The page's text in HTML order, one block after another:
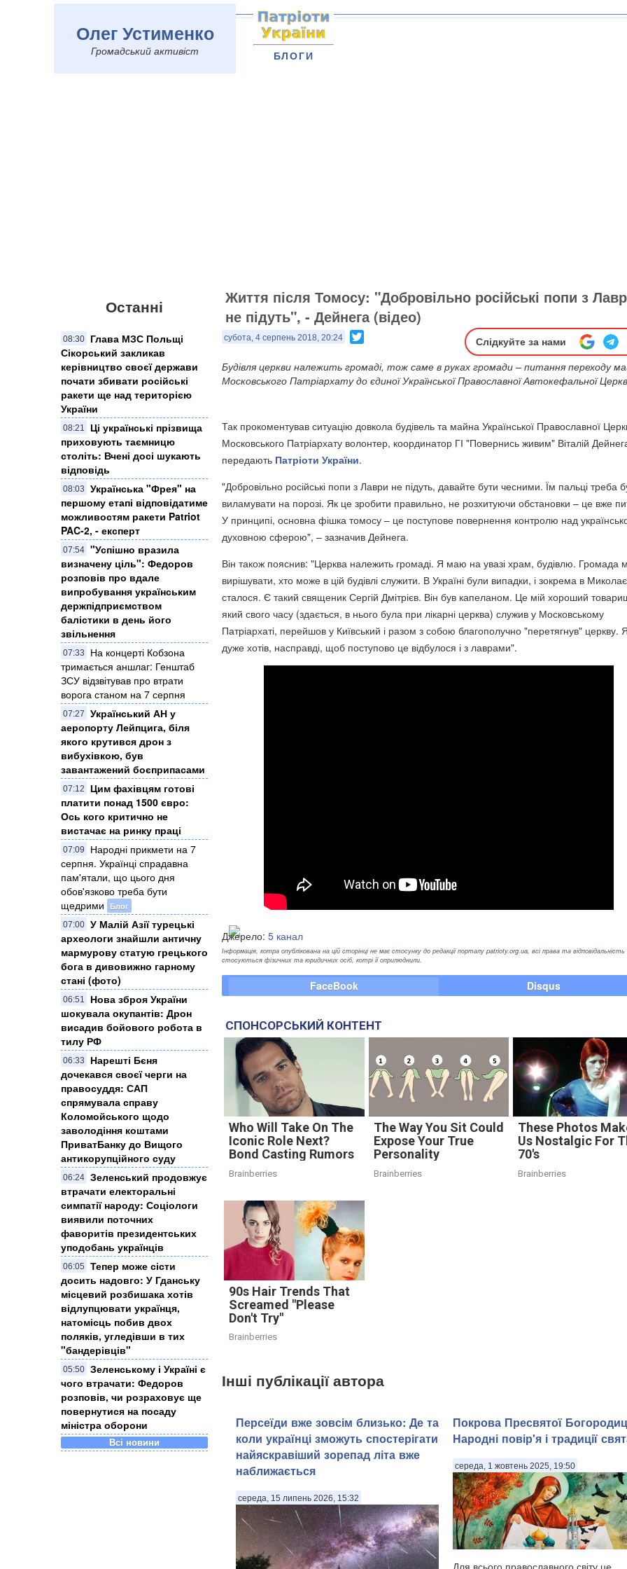
Олег Устименко
Громадський активіст БЛОГИ
Останні
08:30
Глава МЗС Польщі
Сікорський закликав
керівництво своєї держави
почати збивати російські
ракети ще над територією
України
08:21
Ці українські прізвища
приховують таємницю
століть: Вчені досі шукають
відповідь
08:03
Українська "Фрея" на
першому етапі відповідатиме
можливостям ракети Patriot
PAC-2, - експерт
07:54 "Успішно вразила
визначену ціль": Федоров
розповів про вдале
випробування українським
держпідприємством
балістики в день його
звільнення
07:33
На концерті Кобзона
тримається аншлаг: Генштаб
ЗСУ відзвітував про втрати
ворога станом на 7 серпня
07:27
Український АН у
аеропорту Лейпцига, біля
якого крутився дрон з
вибухівкою, був
завантажений боєприпасами
07:12
Цим фахівцям готові
платити понад 1500 євро:
Ось кого критично не
вистачає на ринку праці
07:09
Народні прикмети на 7
серпня. Українці спрадавна
пам'ятали, що цього дня
обов'язково треба бути
щедрими
Блог
07:00 У Малій Азії турецькі
археологи знайшли античну
мармурову статую грецького
бога в дивовижно гарному
стані (фото)
06:51
Нова зброя України
шокувала окупантів: Дрон
висадив бойового робота в
тилу РФ
06:33
Нарешті Бєня
дочекався своєї черги на
правосуддя: САП
спрямувала справу
Коломойського щодо
заволодіння коштами
ПриватБанку до Вищого
антикорупційного суду
06:24 Зеленський продовжує
втрачати електоральні
симпатії народу: Соціологи
виявили поточних
фаворитів президентських
уподобань українців
06:05
Тепер може сісти
досить надовго: У Гданську
місцевий розбишака хотів
відлупцювати українця,
натомісць побив двох
поляків, угледівши в тих
"бандерівців"
05:50 Зеленському і Україні є
чого втрачати: Федоров
розповів, чи розраховує ще
повернутися на посаду
міністра оборони
Всі новини
Життя після Томосу: "Добровільно російські попи з
не підуть", - Дейнега (відео)
субота, 4 серпень 2018, 20:24 Слідкуйте за нами
Будівля церкви належить громаді, тож саме в руках громади – питання переходу
Московського Патріархату до єдиної Української Православної Автокефальної
Так прокоментував ситуацію довкола будівель та майна Української Православної
Московського Патріархату волонтер, координатор ГІ "Повернись живим" Віталій
передають Патріоти України.
"Добровільно російські попи з Лаври не підуть, давайте бути чесними. Їм пальці треба
виламувати на порозі. Як це зробити правильно, не розхитуючи обстановки – це вже
У принципі, основна фішка томосу – це поступове повернення контролю над
духовною сферою", – зазначив Дейнега.
Він також пояснив: "Церква належить громаді. Я маю на увазі храм, будівлю. Громада
вирішувати, хто може в цій будівлі служити. В Україні були випадки, і зокрема в
сталося. Є такий священик Сергій Дмітрієв. Він був капеланом. Це мій хороший
який свого часу (здається, в нього була при лікарні церква) служив у Московському
Патріархаті, перейшов у Київський і разом з собою благополучно "перетягнув" церкву.
дуже хотів, насправді, щоб поступово це відбулося і з лаврами".
Джерело: 5 канал
Інформація, котра опублікована на цій сторінці не має стосунку до редакції порталу patrioty.org.ua, всі права та відповідальність
стосуються фізичних та юридичних осіб, котрі її оприлюднили.
FaceBook Disqus
СПОНСОРСЬКИЙ КОНТЕНТ
Who Will Take On The
Iconic Role Next?
Bond Casting Rumors
Brainberries
The Way You Sit Could
Expose Your True
Personality
Brainberries
These Photos
Us Nostalgic For
70's
Brainberries
90s Hair Trends That
Screamed "Please
Don't Try"
Brainberries
Інші публікації автора
Персеїди вже зовсім близько: Де та
коли українці зможуть спостерігати
найяскравіший зорепад літа вже
наближається
середа, 15 липень 2026, 15:32
Покрова Пресвятої
Народні повір'я і традиції
середа, 1 жовтень 2025, 19:50
Для всього православного світу це